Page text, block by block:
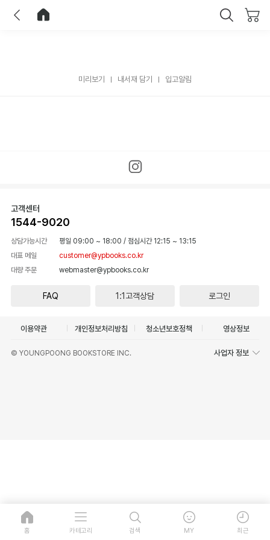
미리보기 내서재 담기 입고알림
고객센터
1544-9020
상담가능시간 평일 09:00 ~ 18:00 / 점심시간 12:15 ~ 13:15
대표 메일
customer@ypbooks.co.kr
대량 주문
webmaster@ypbooks.co.kr
FAQ 1:1고객상담 로그인
이용약관 개인정보처리방침 청소년보호정책 영상정보
© YOUNGPOONG BOOKSTORE INC. 사업자 정보
홈 카테고리 검색 MY 최근